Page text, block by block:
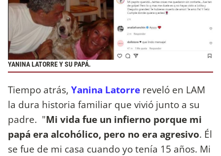
YANINA LATORRE Y SU PAPÁ.
Tiempo atrás, Yanina Latorre reveló en LAM
la dura historia familiar que vivió junto a su
padre. "Mi vida fue un infierno porque mi
papá era alcohólico, pero no era agresivo. Él
se fue de mi casa cuando yo tenía 15 años. Mi